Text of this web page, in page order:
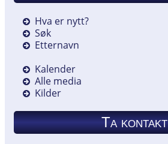
Hva er nytt?
Søk
Etternavn
Kalender
Alle media
Kilder
Ta kontakt